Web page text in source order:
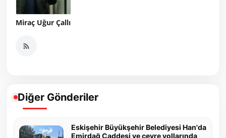
Miraç Uğur Çallı
Diğer Gönderiler
Eskişehir Büyükşehir Belediyesi Han'da
Emirdağ Caddesi ve çevre yollarında